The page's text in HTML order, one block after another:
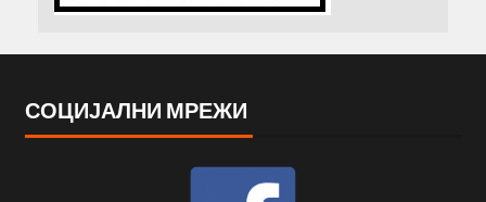
СОЦИЈАЛНИ МРЕЖИ